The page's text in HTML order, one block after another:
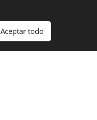
Aceptar todo